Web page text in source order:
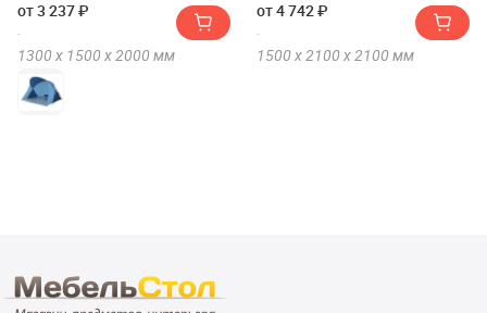
от 3 237 ₽
1300 х 1500 х2000 мм
от 4 742 ₽
1500 х2100 х2100 мм